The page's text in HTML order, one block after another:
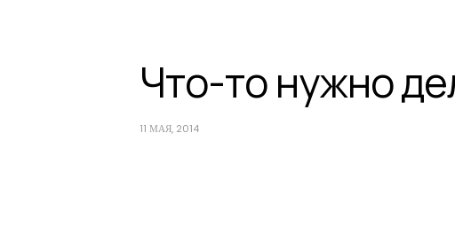
Что-то нужно
11 МАЯ, 2014